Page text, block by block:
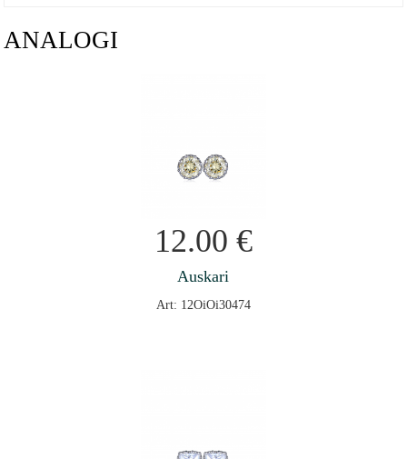
ANALOGI
12.00 €
Auskari
Art: 12OiOi30474